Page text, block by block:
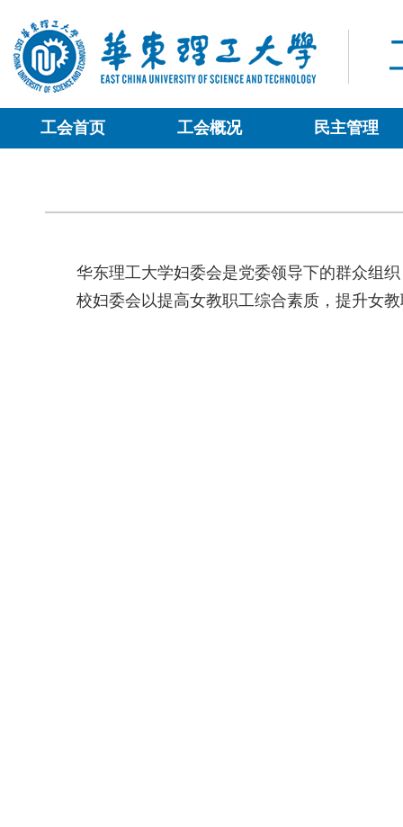
工会首页 工会概况 民主管理
华东理工大学妇委会是党委领导下的群众组织
校妇委会以提高女教职工综合素质，提升女教